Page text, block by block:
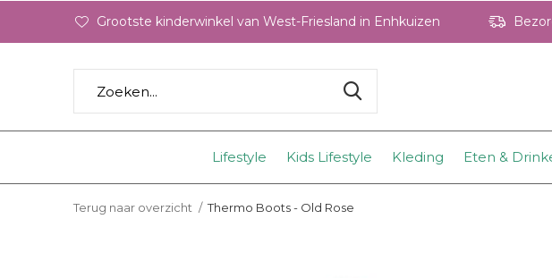
Lifestyle Kids Lifestyle Kleding Eten &
Grootste kinderwinkel van West-Friesland in Enhkuizen
Terug naar overzicht Thermo Boots - Old Rose